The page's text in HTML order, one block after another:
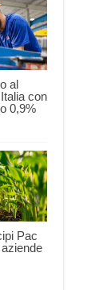
al
con
0,9%
Pac